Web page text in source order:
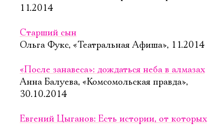
11.2014
Старший сын
Ольга Фукс, «Театральная Афиша», 11.2014
«После занавеса»: дождаться неба в алмазах
Анна Балуева, «Комсомольская правда»,
30.10.2014
Евгений Цыганов: Есть истории, от которых